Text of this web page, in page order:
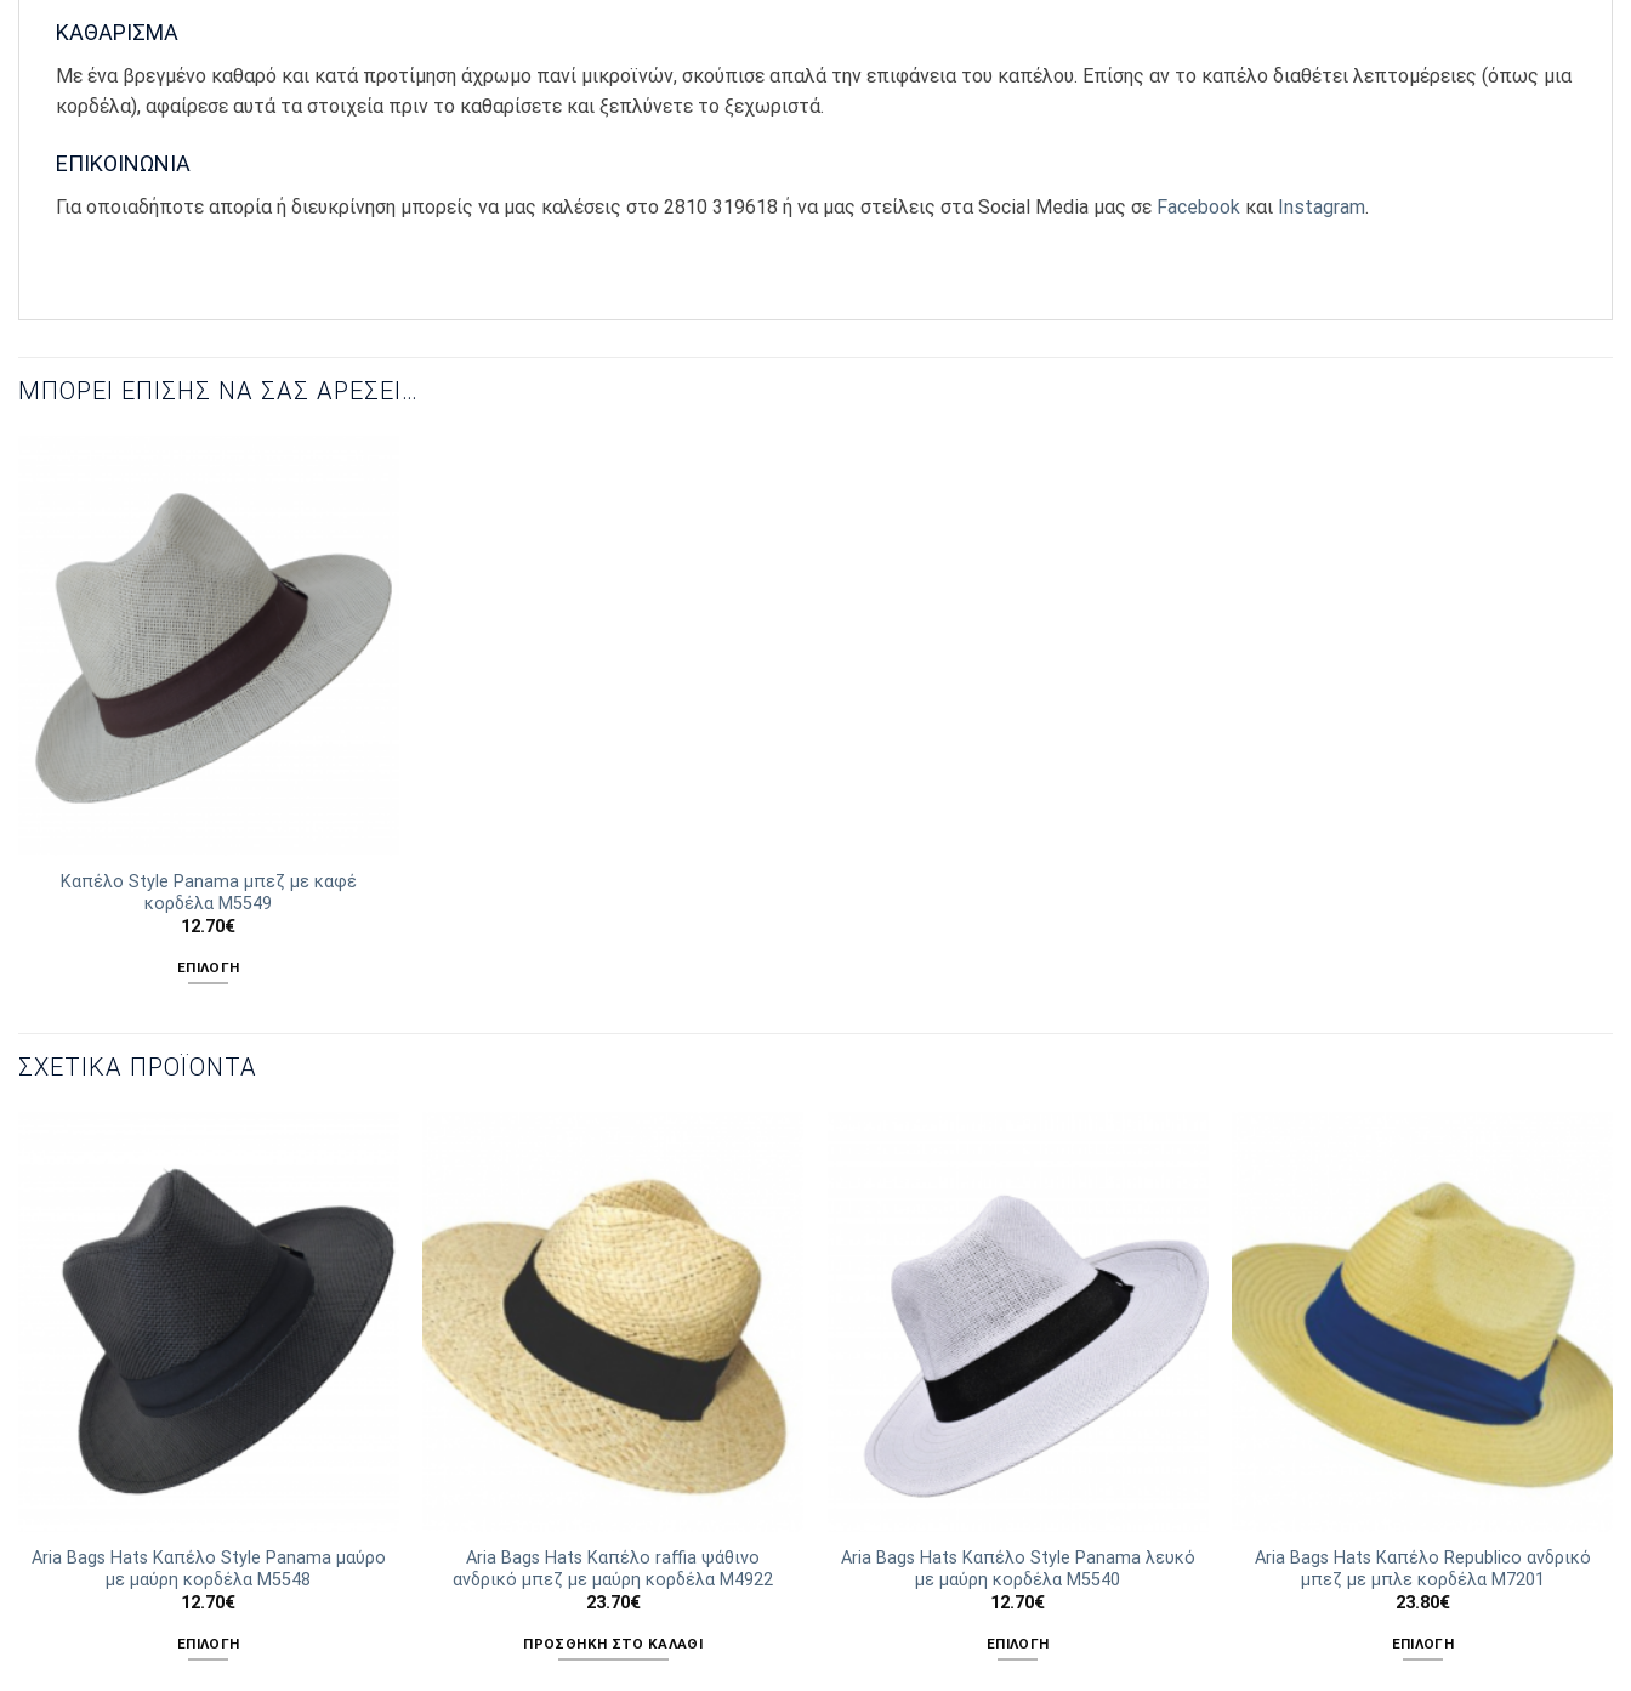
ΚΑΘΑΡΙΣΜΑ
Με ένα βρεγμένο καθαρό και κατά προτίμηση άχρωμο πανί μικροϊνών, σκούπισε απαλά την επιφάνεια του καπέλου. Επίσης αν το καπέλο διαθέτει λεπτομέρειες (όπως μια
κορδέλα), αφαίρεσε αυτά τα στοιχεία πριν το καθαρίσετε και ξεπλύνετε το ξεχωριστά.
ΕΠΙΚΟΙΝΩΝΙΑ
Για οποιαδήποτε απορία ή διευκρίνηση μπορείς να μας καλέσεις στο 2810 319618 ή να μας στείλεις στα Social Media μας σε Facebook και Instagram.
ΜΠΟΡΕΊ ΕΠΊΣΗΣ ΝΑ ΣΑΣ ΑΡΈΣΕΙ…
Καπέλο Style Panama μπεζ με καφέ
κορδέλα Μ5549
12.70€
ΕΠΙΛΟΓΉ
προϊόν
έχει
επιλογές
μπορούν
σελίδα
προϊόντος
ΣΧΕΤΙΚΆ ΠΡΟΪΌΝΤΑ
Aria Bags Hats Καπέλο Style Panama μαύρο
με μαύρη κορδέλα Μ5548
12.70€
ΕΠΙΛΟΓΉ
Aria Bags Hats Καπέλο raffia ψάθινο
ανδρικό μπεζ με μαύρη κορδέλα Μ4922
23.70€
ΠΡΟΣΘΉΚΗ ΣΤΟ ΚΑΛΆΘΙ
Aria Bags Hats Καπέλο Style Panama λευκό
με μαύρη κορδέλα Μ5540
12.70€
ΕΠΙΛΟΓΉ
Aria Bags Hats Καπέλο Republico ανδρικό
μπεζ με μπλε κορδέλα Μ7201
23.80€
ΕΠΙΛΟΓΉ